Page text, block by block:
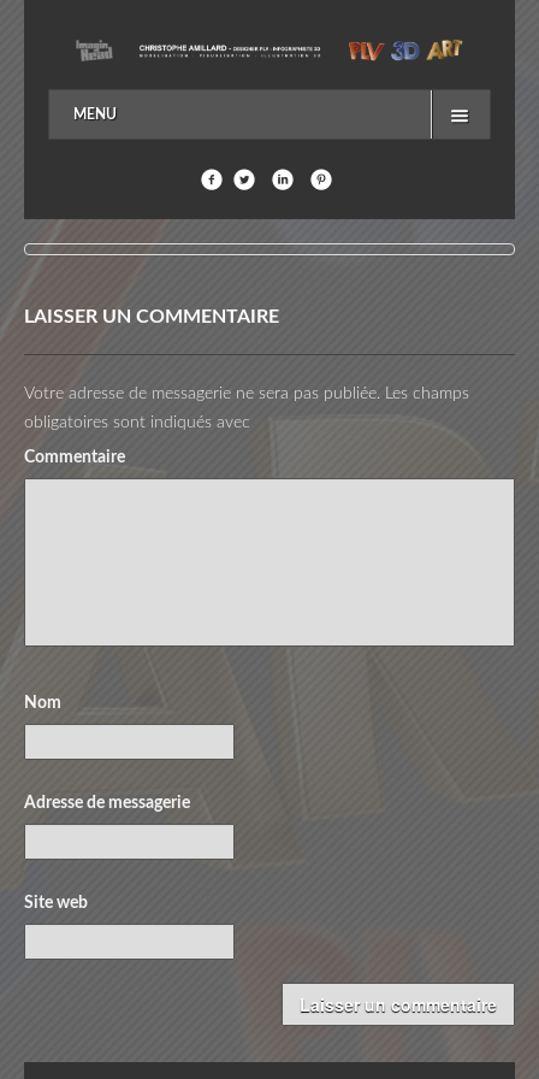
MENU
EN SAVOIR PLUS…
LAISSER UN COMMENTAIRE
Votre adresse de messagerie ne sera pas publiée. Les champs
obligatoires sont indiqués avec
Commentaire
Nom
Adresse de messagerie
Site web